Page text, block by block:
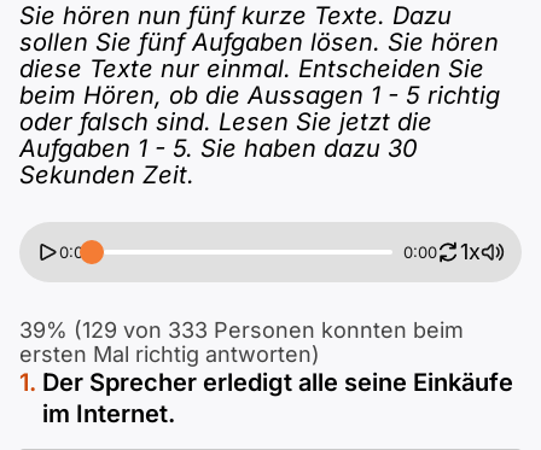
Beruf
Goethe
ÖSD
Pflege (telc)
Englisch
Türkisch
Ukrainisch
Russisch
A1 DTZ
A1 telc
A1 Goethe
A1 ÖIF
A2 Allgemein
A2 DTZ
A2 Goethe
A2 ÖIF
B1
B1 Allgemein
B1 Beruf
B1 telc
B1 Goethe
B2
B2 Allgemein
B2 Beruf
B2 telc
B2 Goethe
Webinare
Mehr Tools
Online-Kurse
Sie hören nun fünf kurze Texte. Dazu
sollen Sie fünf Aufgaben lösen. Sie hören
diese Texte nur einmal. Entscheiden Sie
beim Hören, ob die Aussagen 1 - 5 richtig
oder falsch sind. Lesen Sie jetzt die
Aufgaben 1 - 5. Sie haben dazu 30
Sekunden Zeit.
0:00 0:00 1x
39% (129 von 333 Personen konnten beim
ersten Mal richtig antworten)
Der Sprecher erledigt alle seine Einkäufe
im Internet.